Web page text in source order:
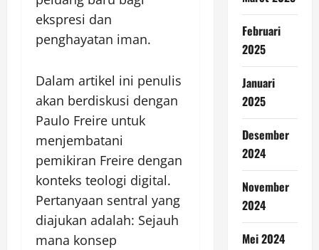
ekspresi dan
penghayatan iman.
Dalam artikel ini penulis
akan berdiskusi dengan
Paulo Freire untuk
menjembatani
pemikiran Freire dengan
konteks teologi digital.
Pertanyaan sentral yang
diajukan adalah: Sejauh
mana konsep
Februari
2025
Januari
2025
Desember
2024
November
2024
Mei 2024